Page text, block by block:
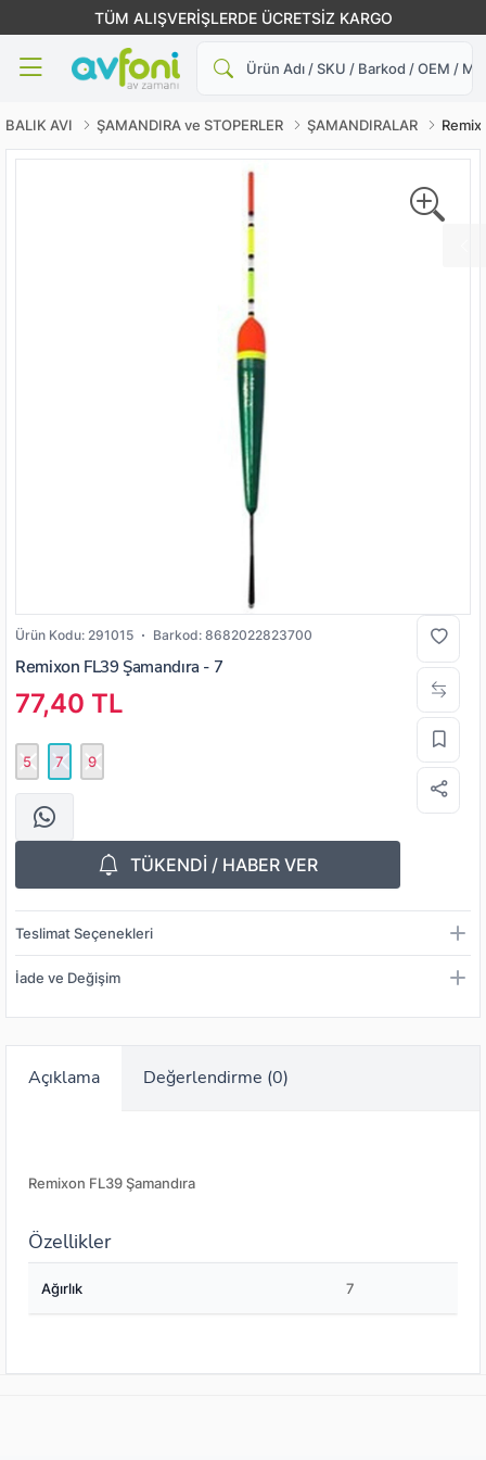
TÜM ALIŞVERİŞLERDE ÜCRETSİZ KARGO
BALIK AVI ŞAMANDIRA ve STOPERLER ŞAMANDIRALAR
Ürün Kodu: 291015 Barkod: 8682022823700
Remixon FL39 Şamandıra - 7
77,40 TL
5 7 9
TÜKENDİ / HABER VER
Teslimat Seçenekleri
İade ve Değişim
Açıklama Değerlendirme (0)
Remixon FL39 Şamandıra
Özellikler
Ağırlık 7